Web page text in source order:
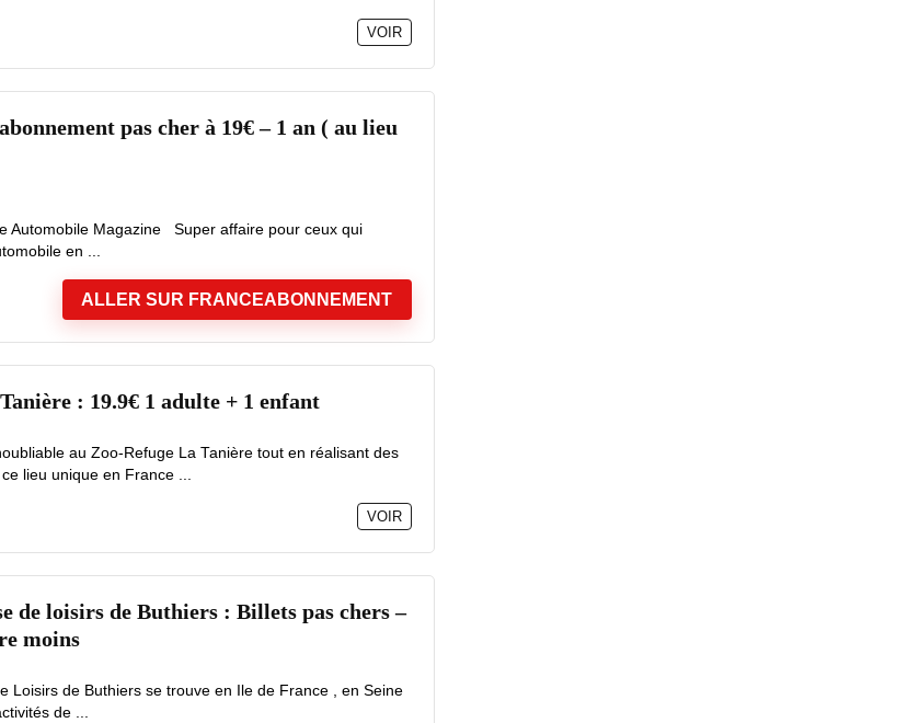
VOIR
pas cher à 19€ – 1 an ( au lieu
Automobile Magazine Super affaire pour ceux qui
en ...
ALLER SUR FRANCEABONNEMENT
: 19.9€ 1 adulte + 1 enfant
au Zoo-Refuge La Tanière tout en réalisant des
lieu unique en France ...
VOIR
de loisirs de Buthiers : Billets pas chers –
moins
Loisirs de Buthiers se trouve en Ile de France , en Seine
de ...